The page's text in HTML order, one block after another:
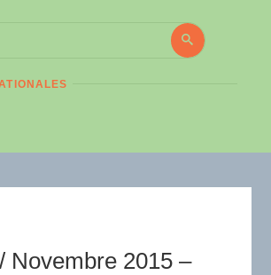
Search
Search
Novembre 2015 –